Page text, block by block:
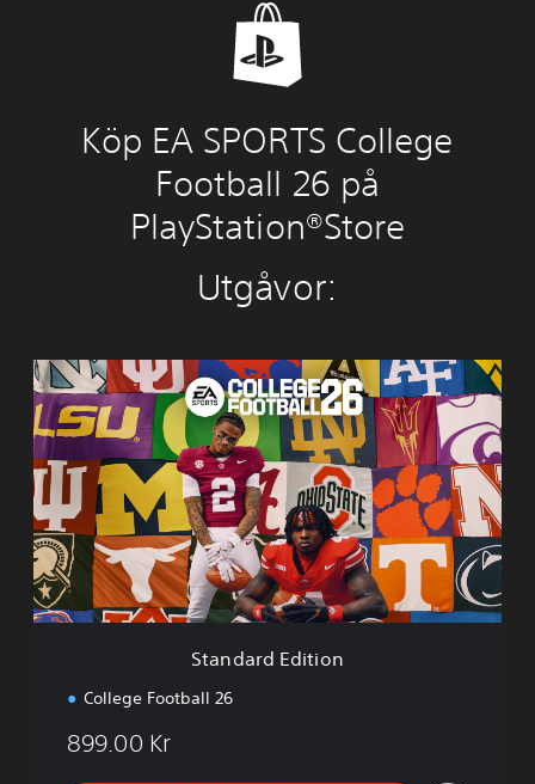
Köp EA SPORTS College
Football 26 på
PlayStation®Store
Utgåvor:
S
t
a
n
d
a
d
E
d
i
t
Standard Edition
College Football 26
899.00 Kr